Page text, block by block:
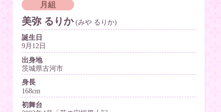
月組
美弥 るりか (みや るりか)
誕生日
9月12日
出身地
茨城県古河市
身長
168cm
初舞台